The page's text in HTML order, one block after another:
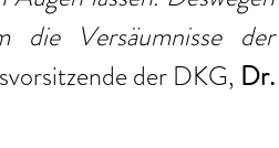
die Versäumnisse der
der DKG, Dr.